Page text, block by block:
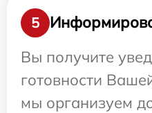
5
Вы получите
готовности
мы организуем